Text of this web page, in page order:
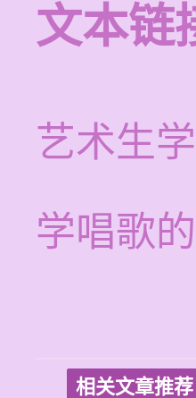
文本链
艺术生
学唱歌
相关文章推荐